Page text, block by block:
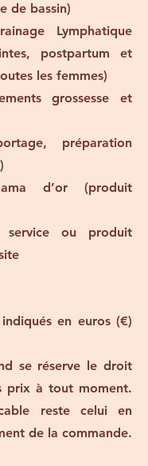
de bassin)
Lymphatique
postpartum et
les femmes)
grossesse et
préparation
d’or (produit
ou produit
en euros (€)
se réserve le droit
prix à tout moment.
reste celui en
de la commande.